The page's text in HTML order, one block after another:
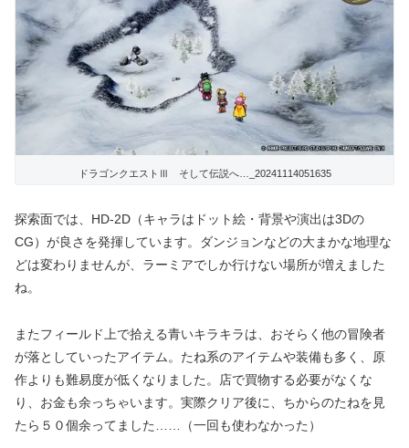
ドラゴンクエストⅢ そして伝説へ…_20241114051635
探索面では、HD-2D（キャラはドット絵・背景や演出は3Dの
CG）が良さを発揮しています。ダンジョンなどの大まかな地理な
どは変わりませんが、ラーミアでしか行けない場所が増えました
ね。
またフィールド上で拾える青いキラキラは、おそらく他の冒険者
が落としていったアイテム。たね系のアイテムや装備も多く、原
作よりも難易度が低くなりました。店で買物する必要がなくな
り、お金も余っちゃいます。実際クリア後に、ちからのたねを見
たら５０個余ってました
（一回も使わなかった）